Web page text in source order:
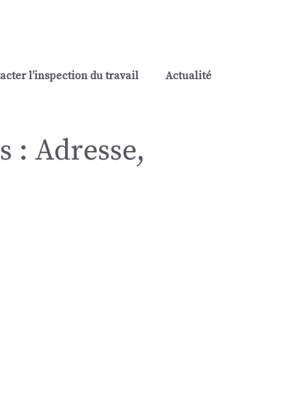
l’inspection du travail Actualité
: Adresse,